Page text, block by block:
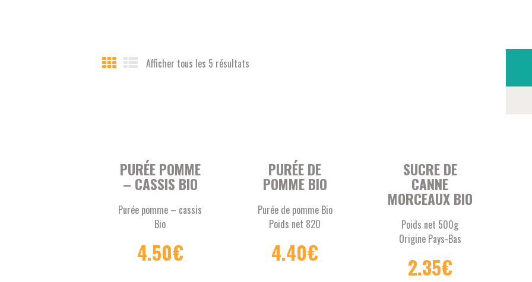
Afficher tous les 5 résultats
PURÉE POMME
– CASSIS BIO
Purée pomme – cassis
Bio
grammes
4.50€
PURÉE DE
POMME BIO
Purée de pomme Bio
Poids net 820
Origine Arles (Bouches-
4.40€
SUCRE DE
CANNE
MORCEAUX BIO
Poids net 500g
Origine Pays-Bas
biologique
2.35€